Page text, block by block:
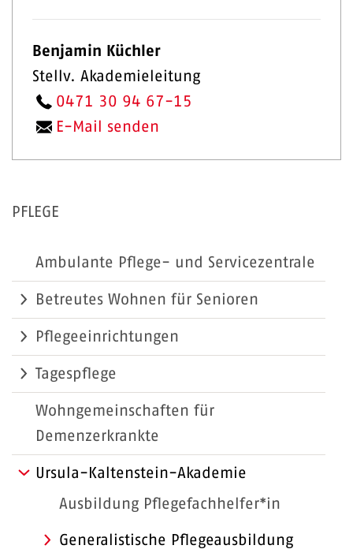
Benjamin Küchler
Stellv. Akademieleitung
0471 30 94 67-15
E-Mail senden
PFLEGE
Ambulante Pflege- und Servicezentrale
Betreutes Wohnen für Senioren
Pflegeeinrichtungen
Tagespflege
Wohngemeinschaften für
Demenzerkrankte
Ursula-Kaltenstein-Akademie
Ausbildung Pflegefachhelfer*in
Generalistische Pflegeausbildung